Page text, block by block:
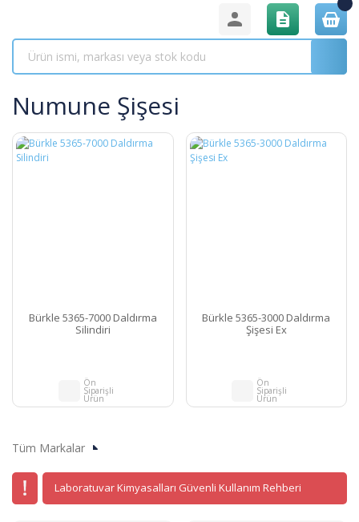
Numune Şişesi
Bürkle 5365-7000 Daldırma
Silindiri
Ön
Siparişli
Ürün
Bürkle 5365-3000 Daldırma
Şişesi Ex
Ön
Siparişli
Ürün
Tüm Markalar
Laboratuvar Kimyasalları Güvenli Kullanım Rehberi